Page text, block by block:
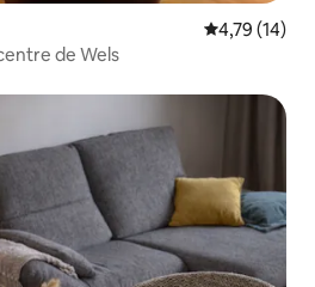
Évaluation
4,79 (14)
de Wels